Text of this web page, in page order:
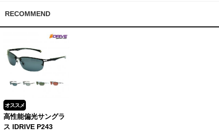
RECOMMEND
オススメ
高性能偏光サングラ
ス IDRIVE P243